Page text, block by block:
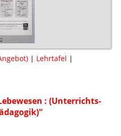
| Lehrtafel |
: (Unterrichts-